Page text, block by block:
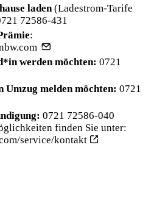
laden (Ladestrom-Tarife
72586-431
:
werden möchten: 0721
Umzug melden möchten: 0721
0721 72586-040
finden Sie unter:
service/kontakt